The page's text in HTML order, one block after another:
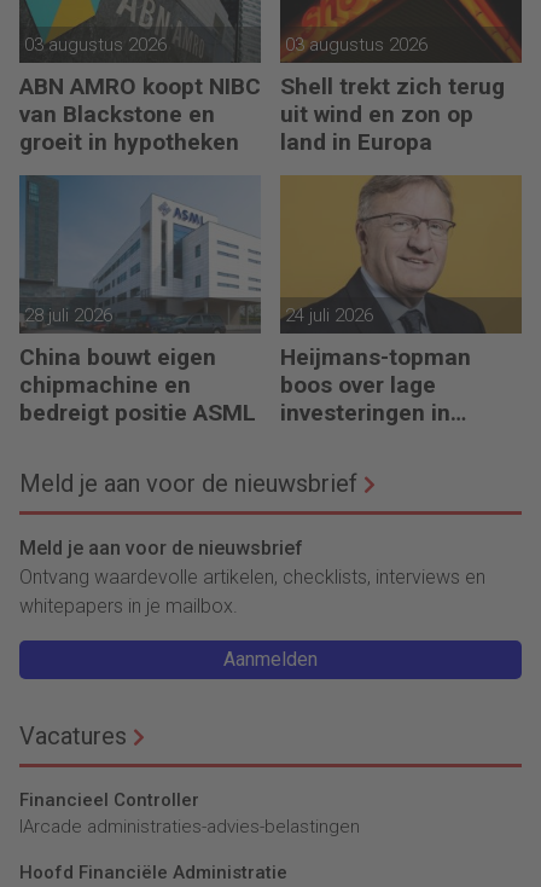
03 augustus 2026
ABN AMRO koopt NIBC
van Blackstone en
groeit in hypotheken
03 augustus 2026
Shell trekt zich terug
uit wind en zon op
land in Europa
28 juli 2026
China bouwt eigen
chipmachine en
bedreigt positie ASML
24 juli 2026
Heijmans-topman
boos over lage
investeringen in
Meld je aan voor de nieuwsbrief
Meld je aan voor de nieuwsbrief
Ontvang waardevolle artikelen, checklists, interviews en
whitepapers in je mailbox.
Aanmelden
Vacatures
Financieel Controller
lArcade administraties-advies-belastingen
Hoofd Financiële Administratie